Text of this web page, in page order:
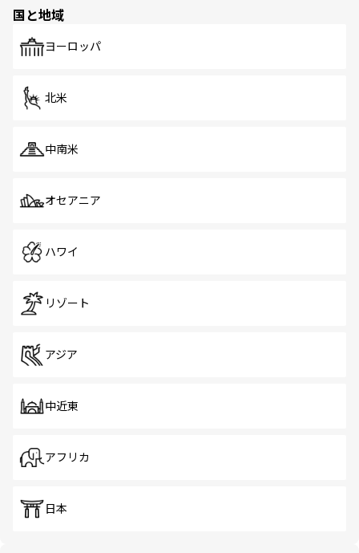
国と地域
ヨーロッパ
北米
中南米
オセアニア
ハワイ
リゾート
アジア
中近東
アフリカ
日本